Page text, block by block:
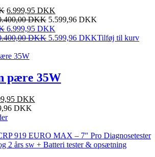
Den
oprindelige
pris
var:
6.999,95 DKK
aktuelle
er:
DKK 5.599,96 DKK
Den
oprindelige
var:
6.999,95 DKK
aktuelle
DKK 5.599,96 DKKTilføj til kurv
pære 35W
DKK.
DKK
99,95 DKK.
DKK
Dette
har
flere